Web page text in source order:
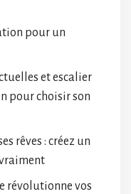
pour un
et escalier
pour choisir son
rêves : créez un
révolutionne vos